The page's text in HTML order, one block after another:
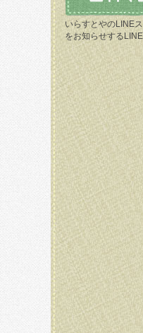
いらすとやのLINE
をお知らせする